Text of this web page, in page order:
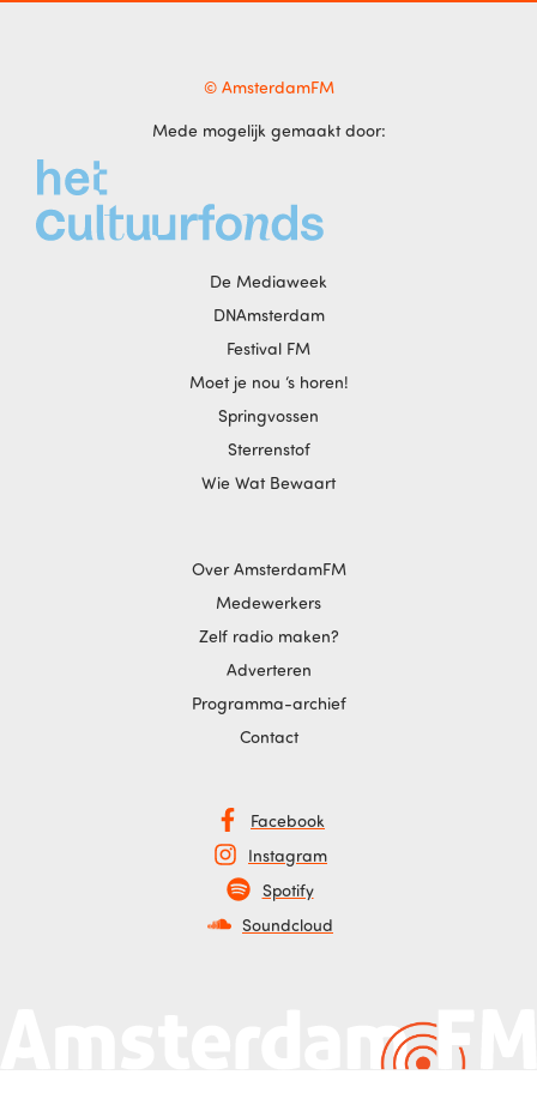
© AmsterdamFM
Mede mogelijk gemaakt door:
De Mediaweek
DNAmsterdam
Festival FM
Moet je nou ‘s horen!
Springvossen
Sterrenstof
Wie Wat Bewaart
Over AmsterdamFM
Medewerkers
Zelf radio maken?
Adverteren
Programma-archief
Contact
Facebook
Instagram
Spotify
Soundcloud